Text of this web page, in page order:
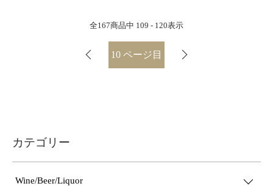
全167商品中 109 - 120表示
10 ページ目
カテゴリー
Wine/Beer/Liquor